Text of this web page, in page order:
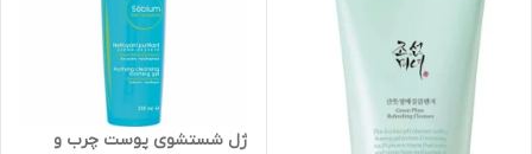
ژل‌‍‌ شستشو‌ی پوست‌ چرب‌ و‌